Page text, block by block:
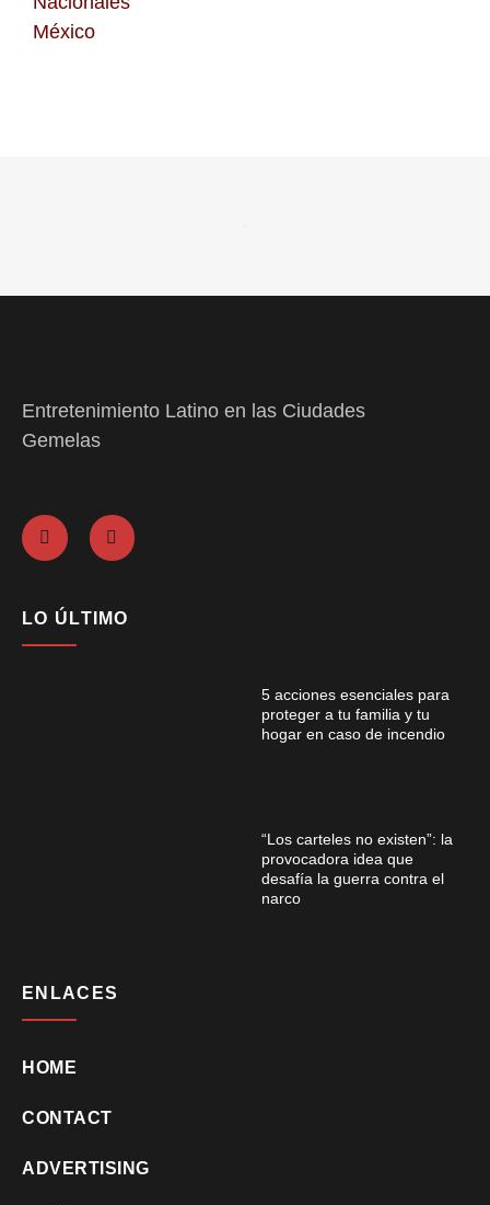
México
Entretenimiento Latino en las Ciudades
Gemelas
LO ÚLTIMO
5 acciones esenciales para
proteger a tu familia y tu
hogar en caso de incendio
“Los carteles no existen”: la
provocadora idea que
desafía la guerra contra el
narco
ENLACES
HOME
CONTACT
ADVERTISING